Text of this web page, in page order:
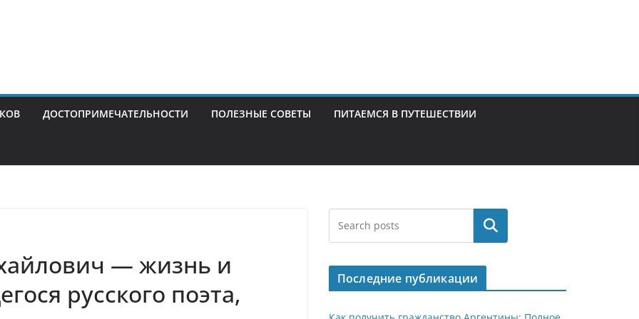
ДОСТОПРИМЕЧАТЕЛЬНОСТИ ПОЛЕЗНЫЕ СОВЕТЫ ПИТАЕМСЯ В ПУТЕШЕСТВИИ
— жизнь и
русского поэта,
Поиск
Последние публикации